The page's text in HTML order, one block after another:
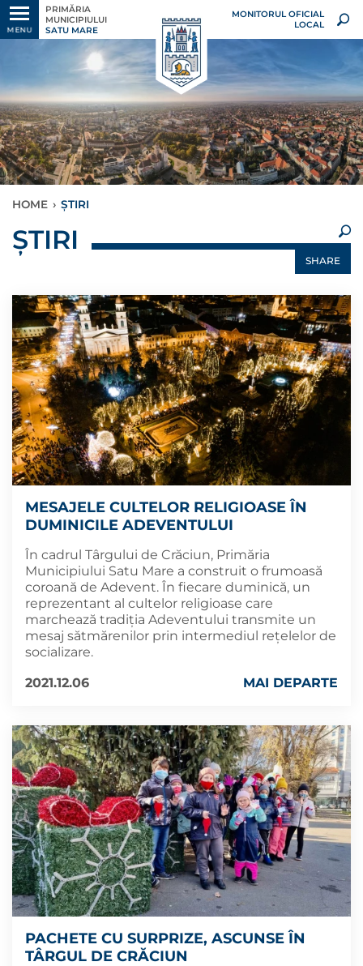
MENU
PRIMĂRIA
MUNICIPIULUI
SATU MARE
MONITORUL OFICIAL
LOCAL
HOME › ȘTIRI
×
ȘTIRI
SHARE
MESAJELE CULTELOR RELIGIOASE ÎN
DUMINICILE ADEVENTULUI
În cadrul Târgului de Crăciun, Primăria
Municipiului Satu Mare a construit o frumoasă
coroană de Adevent. În fiecare duminică, un
reprezentant al cultelor religioase care
marchează tradiția Adeventului transmite un
mesaj sătmărenilor prin intermediul rețelelor de
socializare.
2021.12.06
MAI DEPARTE
PACHETE CU SURPRIZE, ASCUNSE ÎN
TÂRGUL DE CRĂCIUN